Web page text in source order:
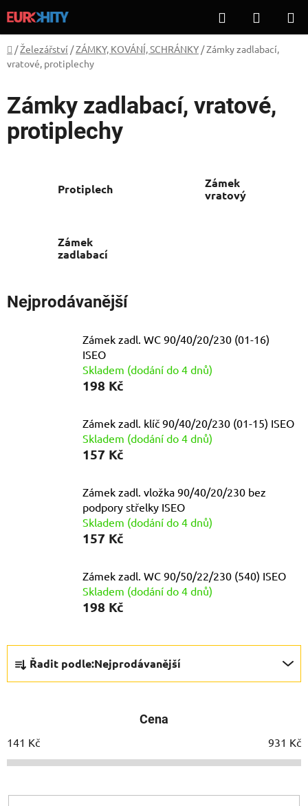
na
obsah
Hledat
KOŠÍK
Domů
/Železářství /ZÁMKY, KOVÁNÍ, SCHRÁNKY /Zámky zadlabací,
vratové, protiplechy
Zámky zadlabací, vratové,
protiplechy
Protiplech
Zámek
vratový
Zámek
zadlabací
Nejprodávanější
Zámek zadl. WC 90/40/20/230 (01-16)
ISEO
Skladem (dodání do 4 dnů)
198 Kč
Zámek zadl. klíč 90/40/20/230 (01-15) ISEO
Skladem (dodání do 4 dnů)
157 Kč
Zámek zadl. vložka 90/40/20/230 bez
podpory střelky ISEO
Skladem (dodání do 4 dnů)
157 Kč
Zámek zadl. WC 90/50/22/230 (540) ISEO
Skladem (dodání do 4 dnů)
198 Kč
í
p
o
Řadit podle:Nejprodávanější
Cena
141 Kč 931 Kč